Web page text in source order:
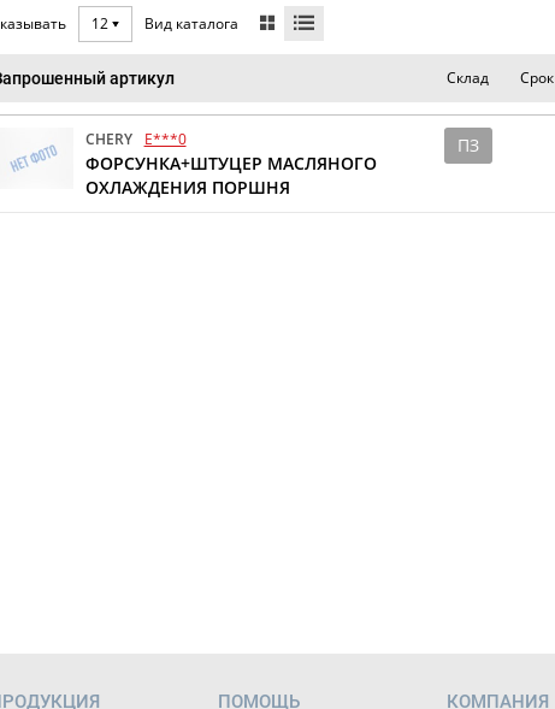
12 Вид каталога
артикул Склад Срок
CHERY E***0
ФОРСУНКА+ШТУЦЕР МАСЛЯНОГО
ОХЛАЖДЕНИЯ ПОРШНЯ
ПЗ
ПОМОЩЬ КОМПАНИЯ